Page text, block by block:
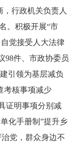
行政机关负责人
。积极开展“市
觉接受人大法律
98件、市政协委员
引领为基层减负
考核事项减少
证明事项分别减
化手册制 ”提升乡
党，群众身边不